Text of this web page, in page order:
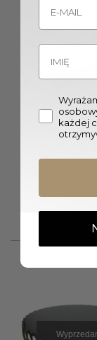
tapicerowana
nierdzewna
każdej